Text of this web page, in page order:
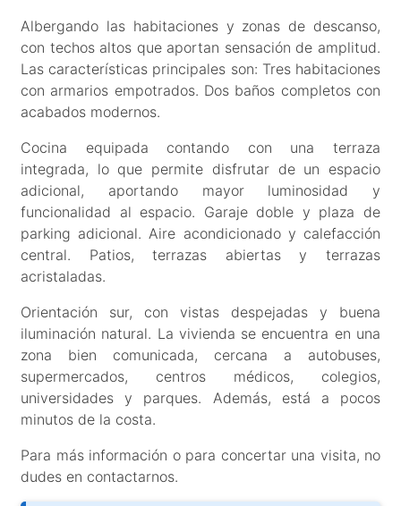
Albergando las habitaciones y zonas de descanso,
con techos altos que aportan sensación de amplitud.
Las características principales son: Tres habitaciones
con armarios empotrados. Dos baños completos con
acabados modernos.
Cocina equipada contando con una terraza
integrada, lo que permite disfrutar de un espacio
adicional, aportando mayor luminosidad y
funcionalidad al espacio. Garaje doble y plaza de
parking adicional. Aire acondicionado y calefacción
central. Patios, terrazas abiertas y terrazas
acristaladas.
Orientación sur, con vistas despejadas y buena
iluminación natural. La vivienda se encuentra en una
zona bien comunicada, cercana a autobuses,
supermercados, centros médicos, colegios,
universidades y parques. Además, está a pocos
minutos de la costa.
Para más información o para concertar una visita, no
dudes en contactarnos.